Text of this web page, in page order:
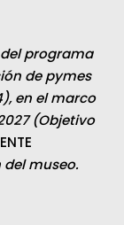
programa
de pymes
en el marco
(Objetivo
museo.